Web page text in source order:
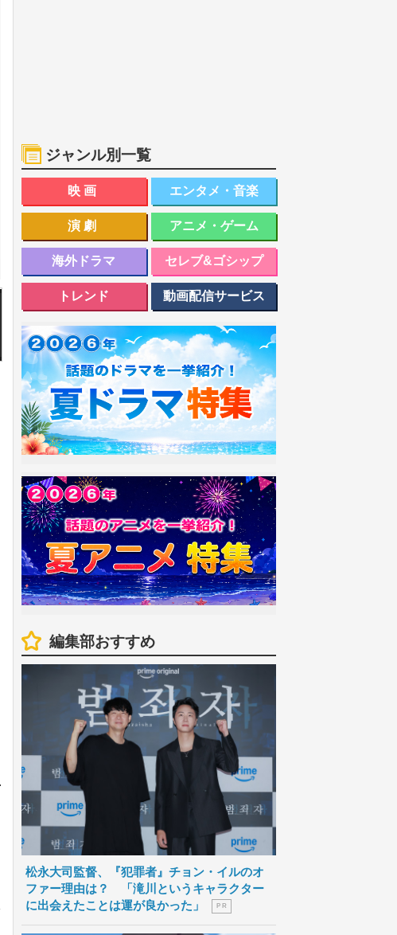
ジャンル別一覧
映画 エンタメ・音楽
演劇 アニメ・ゲーム
海外ドラマ セレブ&ゴシップ
トレンド 動画配信サービス
編集部おすすめ
松永大司監督、『犯罪者』チョン・イルのオ
ファー理由は？ 「滝川というキャラクター
に出会えたことは運が良かった」
P R